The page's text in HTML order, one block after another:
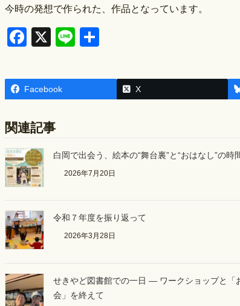
今時の発想で作られた、作品となっています。
F
c
e
o
o
k
X
Li
e
ar
e
Facebook X
関連記事
白岡で出会う、絵本の“舞台裏”と“おはなし”の時
2026年7月20日
令和７年度を振り返って
2026年3月28日
せきやど図書館での一日 ― ワークショップと「
会」を終えて